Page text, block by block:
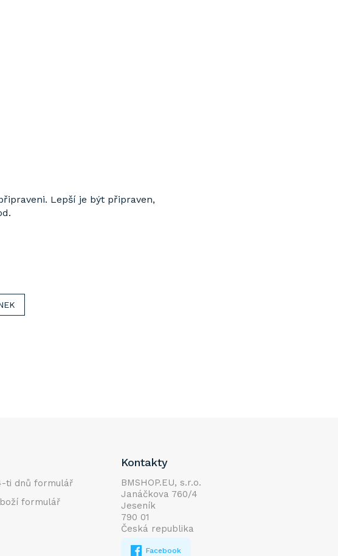
Lepší je být připraven,
ti dnů formulář
formulář
Kontakty
BMSHOP.EU, s.r.o.
Janáčkova 760/4
Jeseník
790 01
Česká republika
Facebook